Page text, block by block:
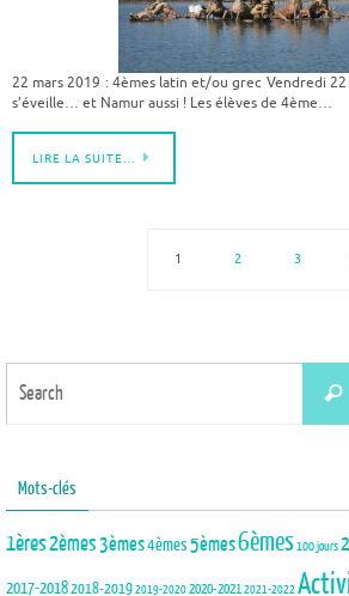
22 mars 2019 : 4èmes latin et/ou grec Vendredi 22
s’éveille… et Namur aussi ! Les élèves de 4ème…
LIRE LA SUITE…
1 2 3
Mots-clés
1ères2èmes3èmes4èmes5èmes6èmes100 jours
2017-20182018-20192019-20202020-20212021-2022